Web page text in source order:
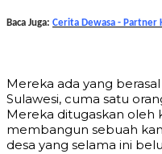
Baca Juga: Cerita Dewasa - Partner
Mereka ada yang
Sulawesi, cuma satu
Mereka ditugaskan oleh
membangun sebuah
desa yang selama ini